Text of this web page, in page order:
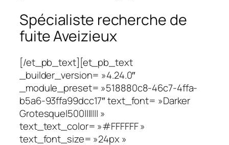
Spécialiste recherche de
fuite Aveizieux
[/et_pb_text][et_pb_text
_builder_version= »4.24.0″
_module_preset= »518880c8-46c7-4ffa-
b5a6-93ffa99dcc17″ text_font= »Darker
Grotesque|500||||||| »
text_text_color= »#FFFFFF »
text_font_size= »24px »